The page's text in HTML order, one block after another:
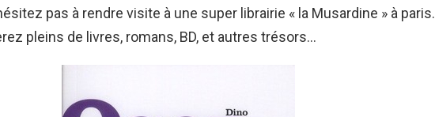
pas à rendre visite à une super librairie « la Musardine » à paris.
pleins de livres, romans, BD, et autres trésors…